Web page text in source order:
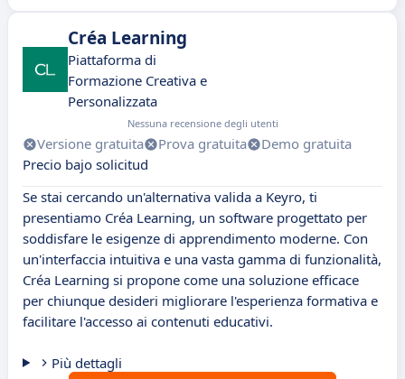
Créa Learning
Piattaforma di
Formazione Creativa e
Personalizzata
Nessuna recensione degli utenti
Versione gratuita Prova gratuita
Demo gratuita
Precio bajo solicitud
Se stai cercando un'alternativa valida a Keyro, ti
presentiamo Créa Learning, un software progettato per
soddisfare le esigenze di apprendimento moderne. Con
un'interfaccia intuitiva e una vasta gamma di funzionalità,
Créa Learning si propone come una soluzione efficace
per chiunque desideri migliorare l'esperienza formativa e
facilitare l'accesso ai contenuti educativi.
Più dettagli